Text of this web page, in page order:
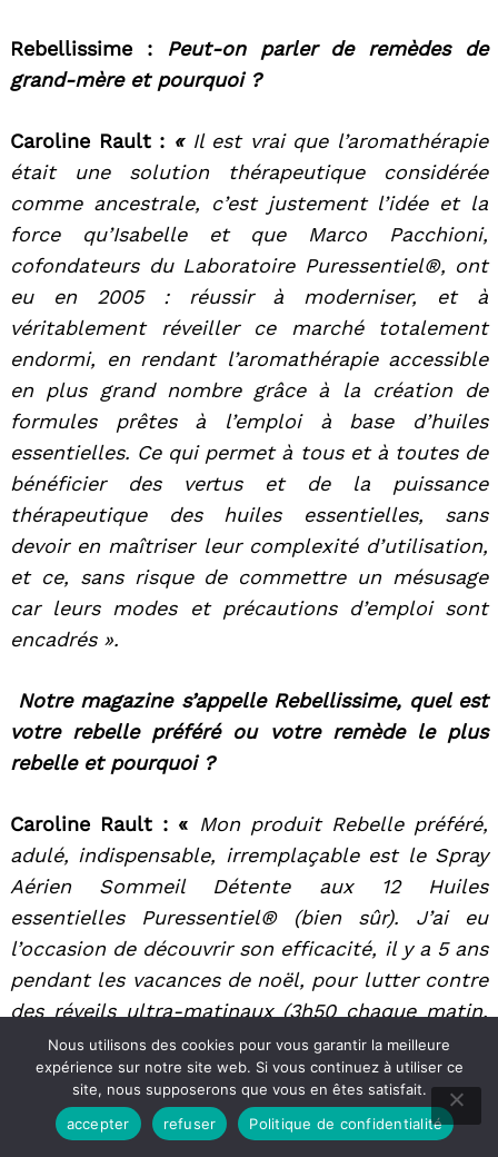
Rebellissime :
Peut-on parler de remèdes de
grand-mère et pourquoi ?
Caroline Rault : « Il est vrai que l’aromathérapie
était une solution thérapeutique considérée
comme ancestrale, c’est justement l’idée et la
force qu’Isabelle et que Marco Pacchioni,
cofondateurs du Laboratoire Puressentiel®, ont
eu en 2005 : réussir à moderniser, et à
véritablement réveiller ce marché totalement
endormi, en rendant l’aromathérapie accessible
en plus grand nombre grâce à la création de
formules prêtes à l’emploi à base d’huiles
essentielles. Ce qui permet à tous et à toutes de
bénéficier des vertus et de la puissance
thérapeutique des huiles essentielles, sans
devoir en maîtriser leur complexité d’utilisation,
et ce, sans risque de commettre un mésusage
car leurs modes et précautions d’emploi sont
encadrés ».
Notre magazine s’appelle Rebellissime, quel est
votre rebelle préféré ou votre remède le plus
rebelle et pourquoi ?
Caroline Rault : « Mon produit Rebelle préféré,
adulé, indispensable, irremplaçable est le Spray
Aérien Sommeil Détente aux 12 Huiles
essentielles Puressentiel® (bien sûr). J’ai eu
l’occasion de découvrir son efficacité, il y a 5 ans
pendant les vacances de noël, pour lutter contre
des réveils ultra-matinaux (3h50 chaque matin,
je ne sais trop pourquoi…) qui m’ont gâchés les
vacances, dès une dizaine de jours, mon
sommeil, c’est régulé. C’est comme si son arôme
m’envoutait en rappelant instantanément à mon
Facebook Pinterest Email
to
Nous utilisons des cookies pour vous garantir la meilleure
expérience sur notre site web. Si vous continuez à utiliser ce
site, nous supposerons que vous en êtes satisfait.
accepter
refuser Politique de confidentialité